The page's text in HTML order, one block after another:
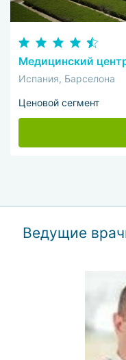
Медицинский
Испания, Барселона
Ценовой сегмент
Ведущие